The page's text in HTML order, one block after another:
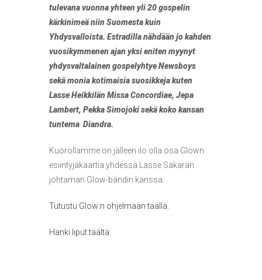
tulevana vuonna yhteen yli 20 gospelin
kärkinimeä niin Suomesta kuin
Yhdysvalloista. Estradilla nähdään jo kahden
vuosikymmenen ajan yksi eniten myynyt
yhdysvaltalainen gospelyhtye Newsboys
sekä monia kotimaisia suosikkeja kuten
Lasse Heikkilän Missa Concordiae, Jepa
Lambert, Pekka Simojoki sekä koko kansan
tuntema Diandra.
Kuorollamme on jälleen ilo olla osa Glown
esiintyjäkaartia yhdessä Lasse Sakaran
johtaman Glow-bändin kanssa.
Tutustu Glow:n ohjelmaan täällä.
Hanki liput täältä